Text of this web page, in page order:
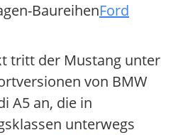
BaureihenFord
tritt der Mustang unter
von BMW
A5 an, die in
unterwegs